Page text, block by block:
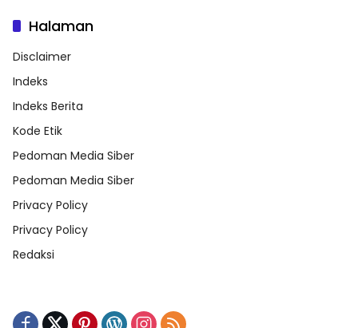
Halaman
Disclaimer
Indeks
Indeks Berita
Kode Etik
Pedoman Media Siber
Pedoman Media Siber
Privacy Policy
Privacy Policy
Redaksi